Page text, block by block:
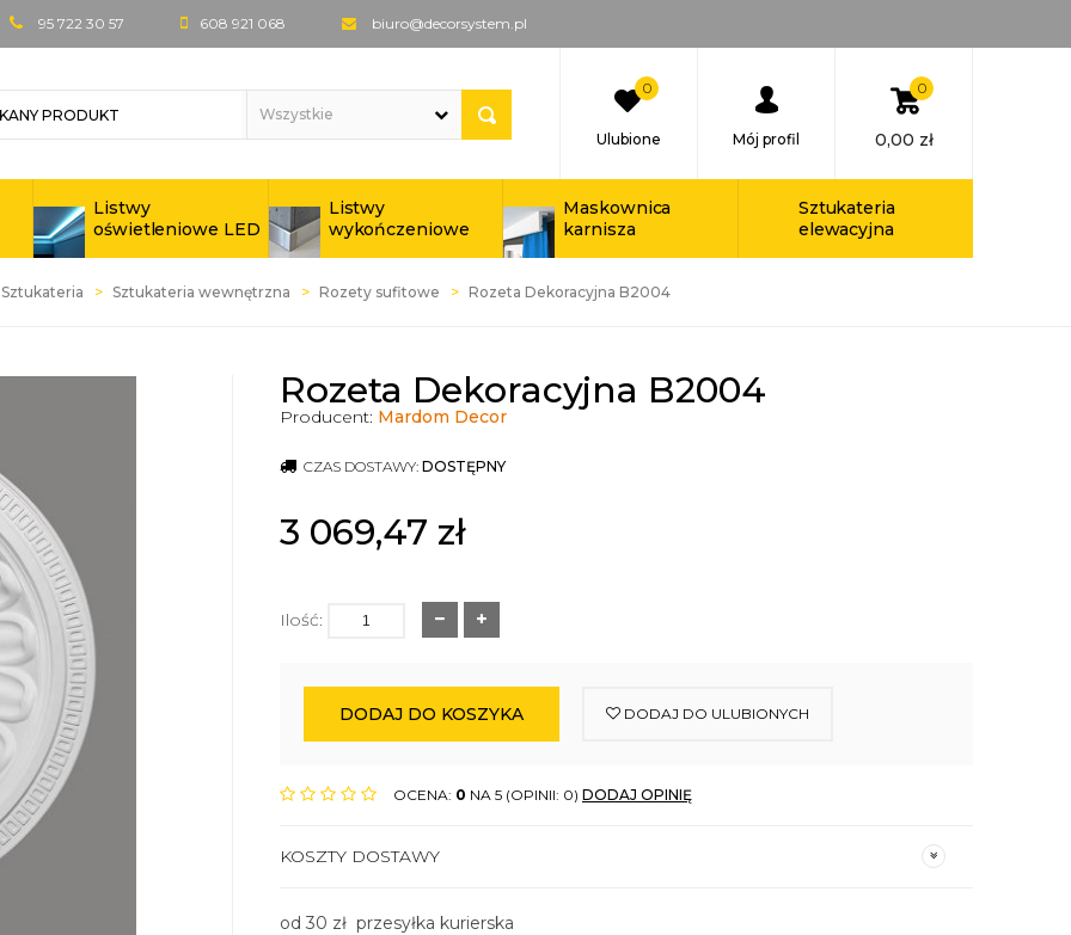
95 722 30 57 608 921 068 biuro@decorsystem.pl
0
Ulubione Mój profil
0
0,00 zł
Listwy
oświetleniowe LED
Listwy
wykończeniowe
Maskownica
karnisza
Sztukateria
elewacyjna
Sztukateria Sztukateria wewnętrzna Rozety sufitowe Rozeta Dekoracyjna B2004
Rozeta Dekoracyjna B2004
Producent: Mardom Decor
CZAS DOSTAWY: DOSTĘPNY
3 069,47 zł
Ilość:
DODAJ DO KOSZYKA DODAJ DO ULUBIONYCH
OCENA: 0 NA 5 (OPINII: 0) DODAJ OPINIĘ
KOSZTY DOSTAWY
od 30 zł przesyłka kurierska